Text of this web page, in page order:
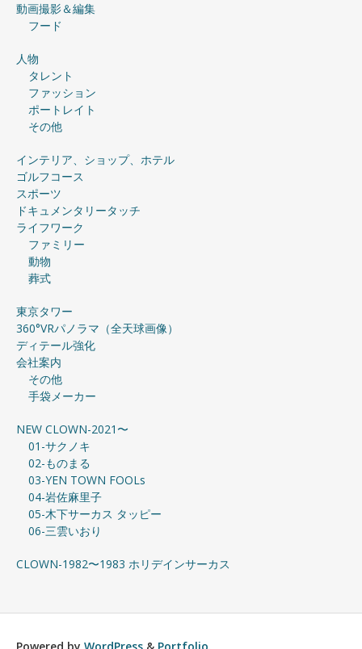
動画撮影＆編集
フード
人物
タレント
ファッション
ポートレイト
その他
インテリア、ショップ、ホテル
ゴルフコース
スポーツ
ドキュメンタリータッチ
ライフワーク
ファミリー
動物
葬式
東京タワー
360°VRパノラマ（全天球画像）
ディテール強化
会社案内
その他
手袋メーカー
NEW CLOWN-2021〜
01-サクノキ
02-ものまる
03-YEN TOWN FOOLs
04-岩佐麻里子
05-木下サーカス タッピー
06-三雲いおり
CLOWN-1982〜1983 ホリデインサーカス